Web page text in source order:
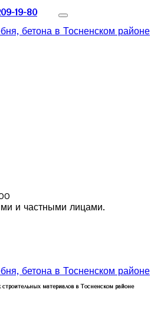
19-80
и частными лицами.
материалов в Тосненском районе